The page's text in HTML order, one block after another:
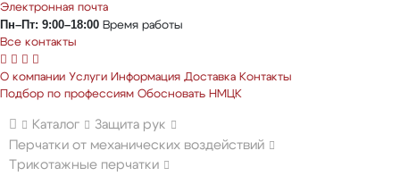
Электронная почта
Пн–Пт: 9:00–18:00 Время работы
Все контакты
О компании Услуги Информация Доставка Контакты
Подбор по профессиям Обосновать НМЦК
Каталог
Защита рук
Перчатки от механических воздействий
Трикотажные перчатки